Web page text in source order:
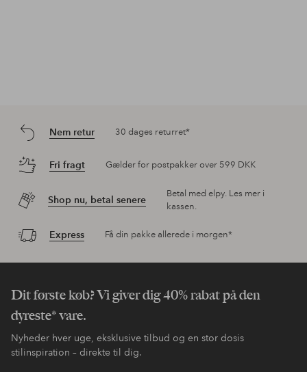
Nem retur 30 dages returret*
Fri fragt Gælder for postpakker over 599 DKK
Shop nu, betal senere
Betal med elpy. Les mer i
kassen.
Express Få din pakke allerede i morgen*
Dit første køb? Vi giver dig 40% rabat på den
dyreste* vare.
Nyheder hver uge, eksklusive tilbud og en stor dosis
stilinspiration – direkte til dig.